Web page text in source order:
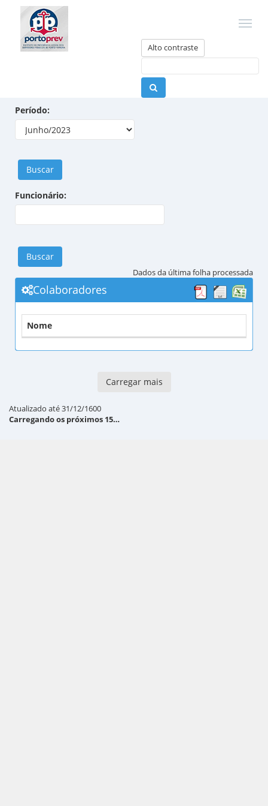
Alto contraste
Período:
Buscar
Funcionário:
Buscar
Dados da última folha processada
Colaboradores
Nome
Carregar mais
Atualizado até 31/12/1600
Carregando os próximos 15…